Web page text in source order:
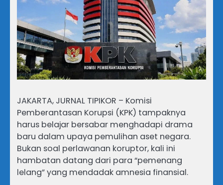
JAKARTA, JURNAL TIPIKOR – Komisi
Pemberantasan Korupsi (KPK) tampaknya
harus belajar bersabar menghadapi drama
baru dalam upaya pemulihan aset negara.
Bukan soal perlawanan koruptor, kali ini
hambatan datang dari para “pemenang
lelang” yang mendadak amnesia finansial.